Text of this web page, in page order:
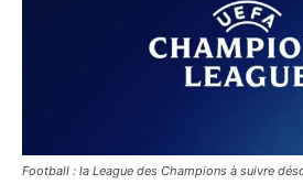
Football : la League des Champions à suivre